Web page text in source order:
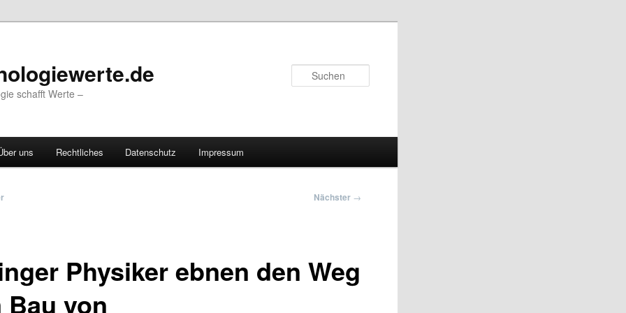
schafft Werte –
uns Rechtliches Datenschutz Impressum
Nächster →
Physiker ebnen den Weg
Bau von